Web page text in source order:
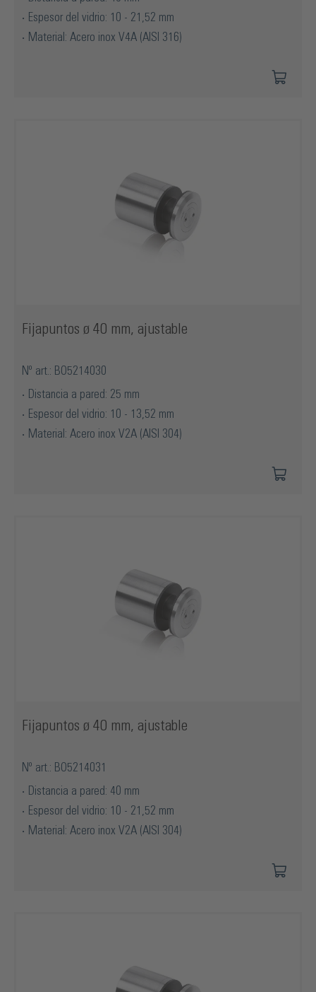
Espesor del vidrio: 10 - 21,52 mm
Material: Acero inox V4A (AISI 316)
Fijapuntos ø 40 mm, ajustable
Nº art.: BO5214030
Distancia a pared: 25 mm
Espesor del vidrio: 10 - 13,52 mm
Material: Acero inox V2A (AISI 304)
Fijapuntos ø 40 mm, ajustable
Nº art.: BO5214031
Distancia a pared: 40 mm
Espesor del vidrio: 10 - 21,52 mm
Material: Acero inox V2A (AISI 304)